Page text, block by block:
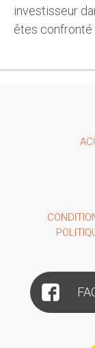
investisseur
êtes confronté